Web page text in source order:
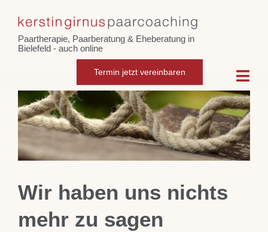
content
Paartherapie, Paarberatung & Eheberatung in
Bielefeld - auch online
Termin jetzt vereinbaren
Home
Paarcoaching
Eheberatung
Zeige
grösseres
Bild
Wir haben uns nichts
mehr zu sagen